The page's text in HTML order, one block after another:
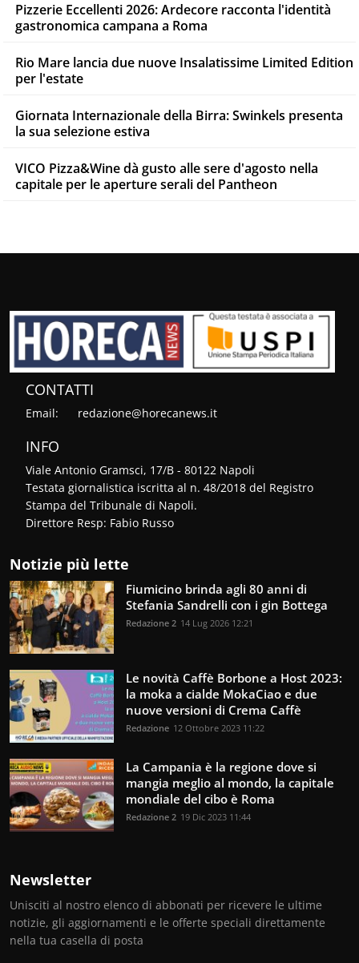
Pizzerie Eccellenti 2026: Ardecore racconta l'identità
gastronomica campana a Roma
Rio Mare lancia due nuove Insalatissime Limited Edition
per l'estate
Giornata Internazionale della Birra: Swinkels presenta
la sua selezione estiva
VICO Pizza&Wine dà gusto alle sere d'agosto nella
capitale per le aperture serali del Pantheon
CONTATTI
Email: redazione@horecanews.it
INFO
Viale Antonio Gramsci, 17/B - 80122 Napoli
Testata giornalistica iscritta al n. 48/2018 del Registro
Stampa del Tribunale di Napoli.
Direttore Resp: Fabio Russo
Notizie più lette
Fiumicino brinda agli 80 anni di
Stefania Sandrelli con i gin Bottega
Redazione 2 14 Lug 2026 12:21
Le novità Caffè Borbone a Host 2023:
la moka a cialde MokaCiao e due
nuove versioni di Crema Caffè
Redazione 12 Ottobre 2023 11:22
La Campania è la regione dove si
mangia meglio al mondo, la capitale
mondiale del cibo è Roma
Redazione 2 19 Dic 2023 11:44
Newsletter
Unisciti al nostro elenco di abbonati per ricevere le ultime
notizie, gli aggiornamenti e le offerte speciali direttamente
nella tua casella di posta